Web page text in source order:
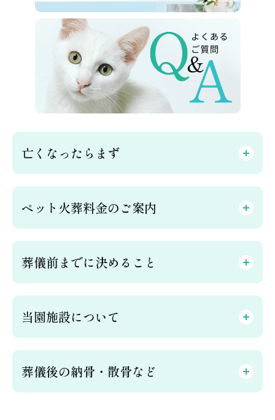
亡くなったらまず
ペット火葬料金のご案内
葬儀前までに決めること
当園施設について
葬儀後の納骨・散骨など